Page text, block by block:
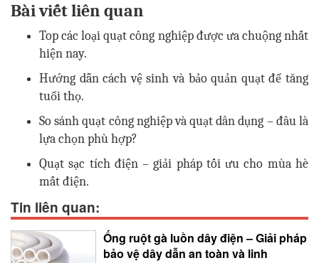
Bài viết liên quan
Top các loại quạt công nghiệp được ưa chuộng nhất
hiện nay.
Hướng dẫn cách vệ sinh và bảo quản quạt để tăng
tuổi thọ.
So sánh quạt công nghiệp và quạt dân dụng – đâu là
lựa chọn phù hợp?
Quạt sạc tích điện – giải pháp tối ưu cho mùa hè
mất điện.
Tin liên quan:
Ống ruột gà luồn dây điện – Giải pháp
bảo vệ dây dẫn an toàn và linh